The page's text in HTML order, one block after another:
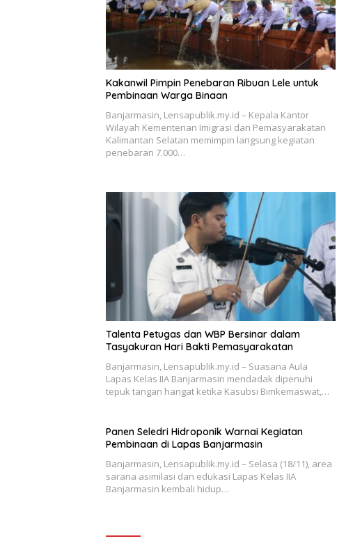
Kakanwil Pimpin Penebaran Ribuan Lele untuk
Pembinaan Warga Binaan
Banjarmasin, Lensapublik.my.id – Kepala Kantor
Wilayah Kementerian Imigrasi dan Pemasyarakatan
Kalimantan Selatan memimpin langsung kegiatan
penebaran 7.000…
Talenta Petugas dan WBP Bersinar dalam
Tasyakuran Hari Bakti Pemasyarakatan
Banjarmasin, Lensapublik.my.id – Suasana Aula
Lapas Kelas IIA Banjarmasin mendadak dipenuhi
tepuk tangan hangat ketika Kasubsi Bimkemaswat,…
Panen Seledri Hidroponik Warnai Kegiatan
Pembinaan di Lapas Banjarmasin
Banjarmasin, Lensapublik.my.id – Selasa (18/11), area
sarana asimilasi dan edukasi Lapas Kelas IIA
Banjarmasin kembali hidup…